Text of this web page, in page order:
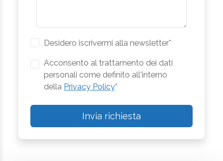
Desidero iscrivermi alla newsletter*
Acconsento al trattamento dei dati
personali come definito all'interno
della Privacy Policy*
Invia richiesta